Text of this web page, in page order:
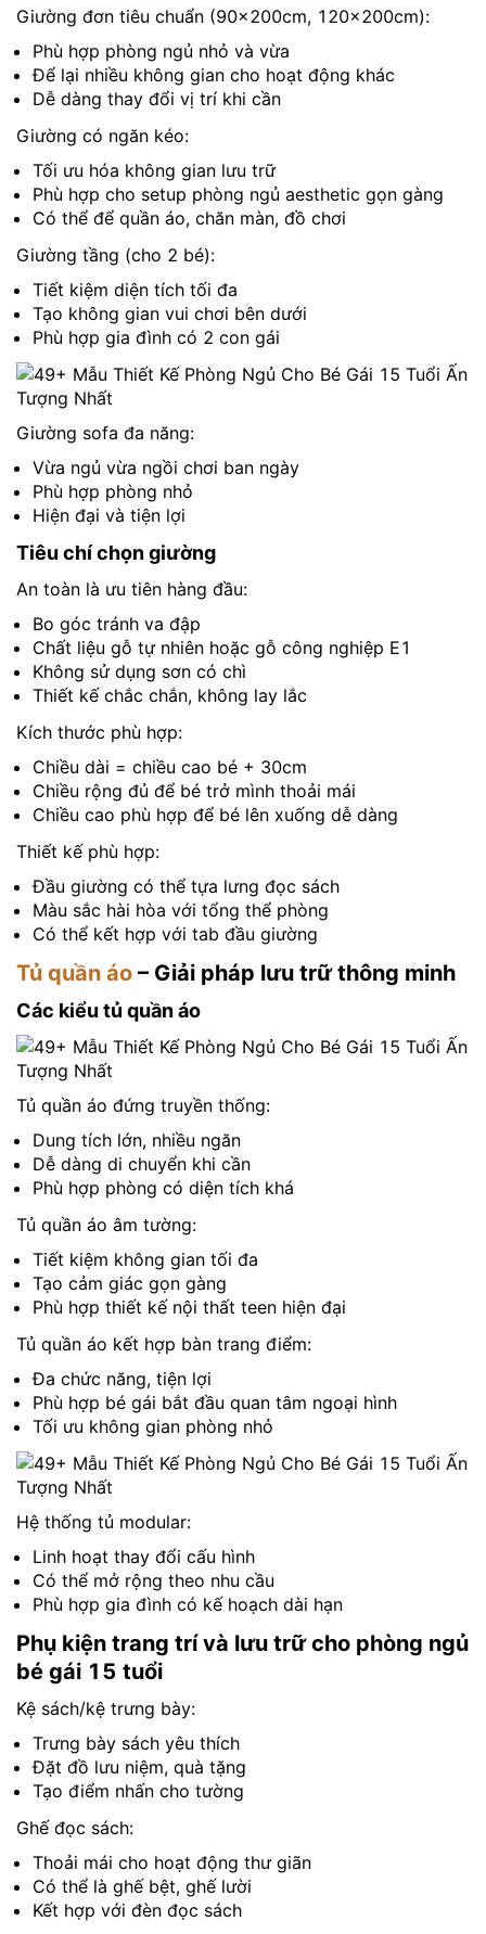
Giường đơn tiêu chuẩn (90x200cm, 120x200cm):
Phù hợp phòng ngủ nhỏ và vừa
Để lại nhiều không gian cho hoạt động khác
Dễ dàng thay đổi vị trí khi cần
Giường có ngăn kéo:
Tối ưu hóa không gian lưu trữ
Phù hợp cho setup phòng ngủ aesthetic gọn gàng
Có thể để quần áo, chăn màn, đồ chơi
Giường tầng (cho 2 bé):
Tiết kiệm diện tích tối đa
Tạo không gian vui chơi bên dưới
Phù hợp gia đình có 2 con gái
Giường sofa đa năng:
Vừa ngủ vừa ngồi chơi ban ngày
Phù hợp phòng nhỏ
Hiện đại và tiện lợi
Tiêu chí chọn giường
An toàn là ưu tiên hàng đầu:
Bo góc tránh va đập
Chất liệu gỗ tự nhiên hoặc gỗ công nghiệp E1
Không sử dụng sơn có chì
Thiết kế chắc chắn, không lay lắc
Kích thước phù hợp:
Chiều dài = chiều cao bé + 30cm
Chiều rộng đủ để bé trở mình thoải mái
Chiều cao phù hợp để bé lên xuống dễ dàng
Thiết kế phù hợp:
Đầu giường có thể tựa lưng đọc sách
Màu sắc hài hòa với tổng thể phòng
Có thể kết hợp với tab đầu giường
Tủ quần áo – Giải pháp lưu trữ thông minh
Các kiểu tủ quần áo
Tủ quần áo đứng truyền thống:
Dung tích lớn, nhiều ngăn
Dễ dàng di chuyển khi cần
Phù hợp phòng có diện tích khá
Tủ quần áo âm tường:
Tiết kiệm không gian tối đa
Tạo cảm giác gọn gàng
Phù hợp thiết kế nội thất teen hiện đại
Tủ quần áo kết hợp bàn trang điểm:
Đa chức năng, tiện lợi
Phù hợp bé gái bắt đầu quan tâm ngoại hình
Tối ưu không gian phòng nhỏ
Hệ thống tủ modular:
Linh hoạt thay đổi cấu hình
Có thể mở rộng theo nhu cầu
Phù hợp gia đình có kế hoạch dài hạn
Phụ kiện trang trí và lưu trữ cho phòng ngủ
bé gái 15 tuổi
Kệ sách/kệ trưng bày:
Trưng bày sách yêu thích
Đặt đồ lưu niệm, quà tặng
Tạo điểm nhấn cho tường
Ghế đọc sách:
Thoải mái cho hoạt động thư giãn
Có thể là ghế bệt, ghế lười
Kết hợp với đèn đọc sách